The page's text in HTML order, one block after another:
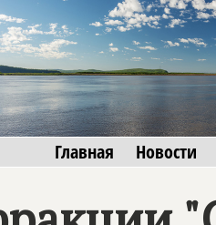
Главная Новости